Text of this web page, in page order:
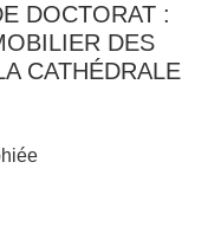
DOCTORAT :
DES
CATHÉDRALE